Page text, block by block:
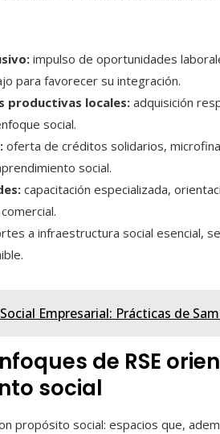
impulso de oportunidades
para favorecer su integración.
productivas locales: adquisición
social.
oferta de créditos solidarios,
social.
capacitación especializada,
a infraestructura social esencial,
Empresarial: Prácticas de
de RSE
social
propósito social: espacios que,